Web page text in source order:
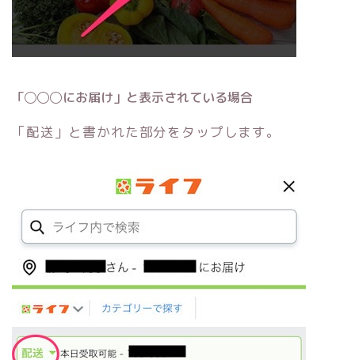
「◯◯◯にお届け」と表示されている場合
「配送」と書かれた部分をタップします。